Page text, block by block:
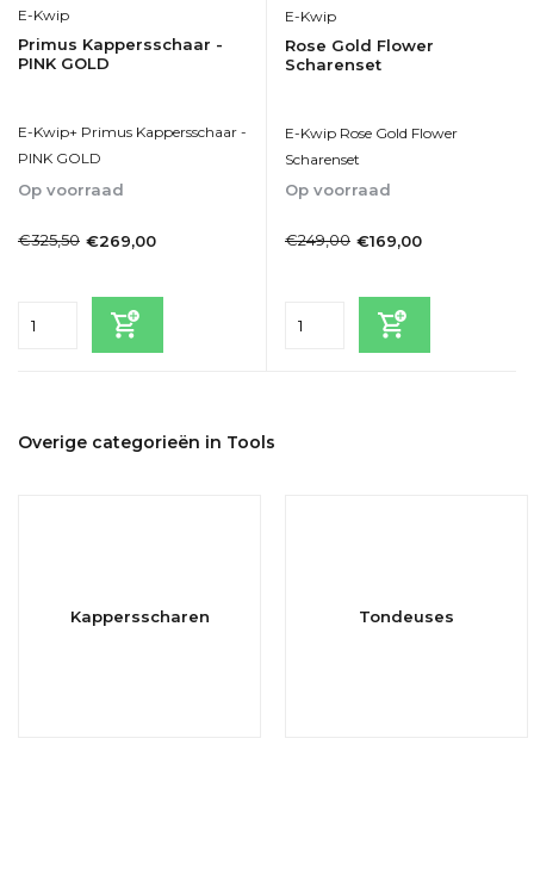
E-Kwip
Primus Kappersschaar -
PINK GOLD
E-Kwip+ Primus Kappersschaar -
PINK GOLD
Op voorraad
€325,50 €269,00
E-Kwip
Rose Gold Flower
Scharenset
E-Kwip Rose Gold Flower
Scharenset
Op voorraad
€249,00 €169,00
Overige categorieën in Tools
Kappersscharen Tondeuses